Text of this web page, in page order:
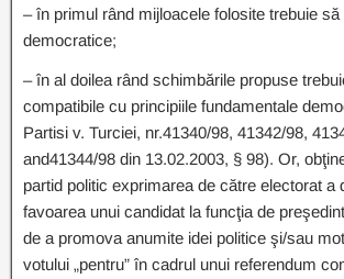
– în primul rând mijloacele folosite trebuie să
democratice;
– în al doilea rând schimbările propuse
compatibile cu principiile fundamentale
Partisi v. Turciei, nr.41340/98, 41342/98,
and41344/98 din 13.02.2003, § 98). Or,
partid politic exprimarea de către electorat a
favoarea unui candidat la funcţia de
de a promova anumite idei politice şi/sau
votului „pentru” în cadrul unui referendum